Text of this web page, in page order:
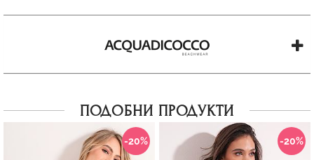
ПОДОБНИ ПРОДУКТИ
-20% -20%